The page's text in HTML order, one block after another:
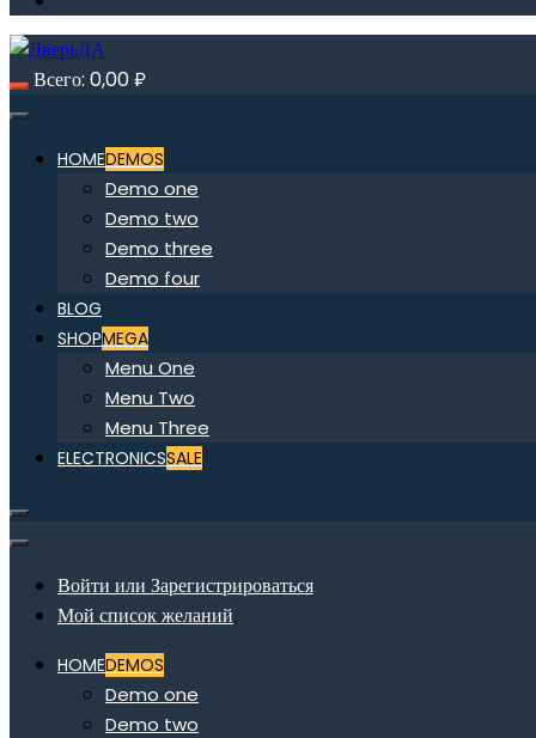
Всего: 0,00₽
HOMEDEMOS
Demo one
Demo two
Demo three
Demo four
BLOG
SHOPMEGA
Menu One
Menu Two
Menu Three
ELECTRONICSSALE
Войти или Зарегистрироваться
Мой список желаний
HOMEDEMOS
Demo one
Demo two